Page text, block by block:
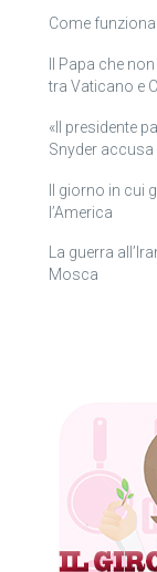
Come
Il Papa che
tra Vaticano e
«Il presidente
Snyder accusa
Il giorno in cui
l’America
La guerra
Mosca